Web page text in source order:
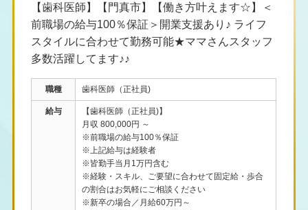
【歯科医師】【門真市】【働き方叶えます☆】＜
前職場の給与100％保証＞開業支援あり♪ ライフ
スタイルに合わせて勤務可能★ママさんスタッフ
多数活躍してます♪♪
職種 歯科医師（正社員)
給与
【歯科医師（正社員)】
月収 800,000円 ～
※前職場の給与100％保証
※上記給与は経験者
※皆勤手当月1万円含む
※経験・スキル、ご要望に合わせて固定給・歩合
の割合はお気軽にご相談ください
※新卒の場合／月給60万円～